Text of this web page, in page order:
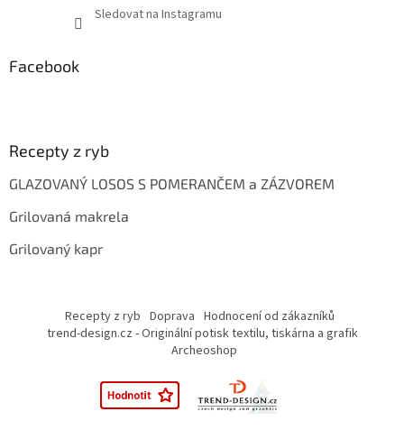
Sledovat na Instagramu
Facebook
Recepty z ryb
GLAZOVANÝ LOSOS S POMERANČEM a ZÁZVOREM
Grilovaná makrela
Grilovaný kapr
Recepty z ryb Doprava Hodnocení od zákazníků
trend-design.cz - Originální potisk textilu, tiskárna a grafik
Archeoshop